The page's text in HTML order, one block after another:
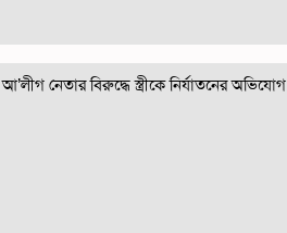
আ’লীগ নেতার বিরুদ্ধে স্ত্রীকে নির্যাতনের অভিযোগ